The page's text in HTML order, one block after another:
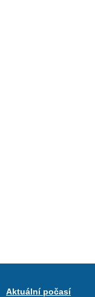
Aktuální počasí